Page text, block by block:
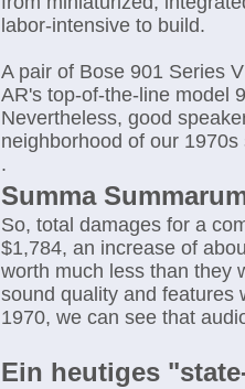
labor-intensive to build.
A pair of Bose 901 Series
AR's top-of-the-line model
Nevertheless, good
neighborhood of our 1970s
.
Summa
So, total damages for a
$1,784, an increase of
worth much less than they
sound quality and features
1970, we can see that
Ein heutiges